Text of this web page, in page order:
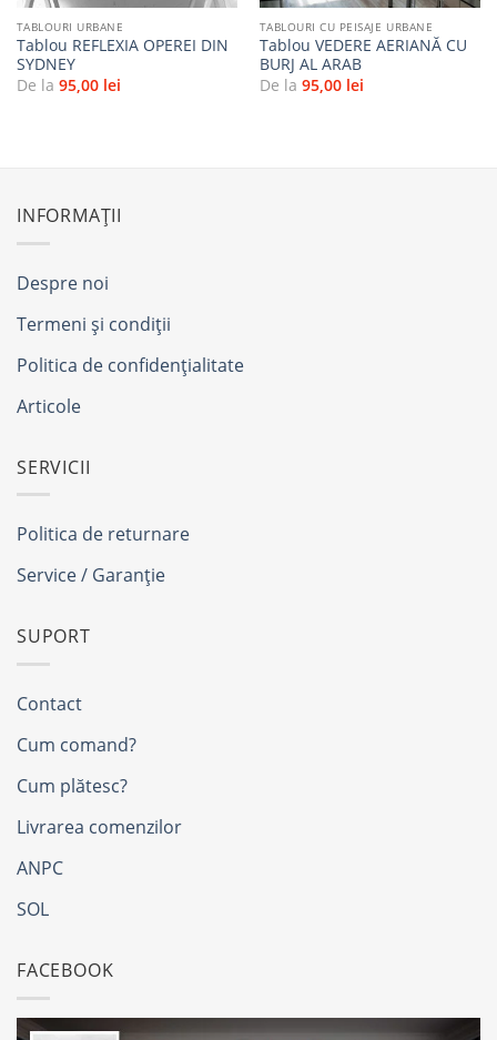
TABLOURI URBANE
Tablou REFLEXIA OPEREI DIN
SYDNEY
De la 95,00 lei
TABLOURI CU PEISAJE URBANE
Tablou VEDERE AERIANĂ CU
BURJ AL ARAB
De la 95,00 lei
INFORMAȚII
Despre noi
Termeni și condiții
Politica de confidențialitate
Articole
SERVICII
Politica de returnare
Service / Garanție
SUPORT
Contact
Cum comand?
Cum plătesc?
Livrarea comenzilor
ANPC
SOL
FACEBOOK